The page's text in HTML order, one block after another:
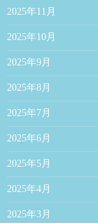
2025年11月
2025年10月
2025年9月
2025年8月
2025年7月
2025年6月
2025年5月
2025年4月
2025年3月